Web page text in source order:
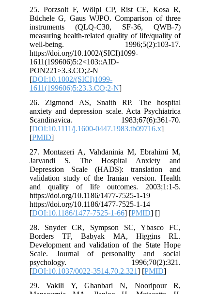
25. Porzsolt F, Wölpl CP, Rist CE, Kosa R,
Büchele G, Gaus WJPO. Comparison of three
instruments (QLQ‐C30, SF‐36, QWB‐7)
measuring health‐related quality of life/quality of
well‐being. 1996;5(2):103-17.
https://doi.org/10.1002/(SICI)1099-
1611(199606)5:2<103::AID-
PON221>3.3.CO;2-N
[DOI:10.1002/(SICI)1099-
1611(199606)5:23.3.CO;2-N
26. Zigmond AS, Snaith RP. The hospital
anxiety and depression scale. Acta Psychiatrica
Scandinavica. 1983;67(6):361-70.
[DOI:10.1111/j.1600-0447.1983.tb09716.x
[PMID
27. Montazeri A, Vahdaninia M, Ebrahimi M,
Jarvandi S. The Hospital Anxiety and
Depression Scale (HADS): translation and
validation study of the Iranian version. Health
and quality of life outcomes. 2003;1:1-5.
https://doi.org/10.1186/1477-7525-1-19
https://doi.org/10.1186/1477-7525-1-14
[DOI:10.1186/1477-7525-1-66] [PMID] [
28. Snyder CR, Sympson SC, Ybasco FC,
Borders TF, Babyak MA, Higgins RL.
Development and validation of the State Hope
Scale. Journal of personality and social
psychology. 1996;70(2):321.
[DOI:10.1037/0022-3514.70.2.321] [PMID
29. Vakili Y, Ghanbari N, Nooripour R,